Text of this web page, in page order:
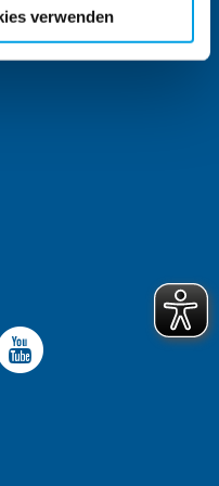
der von Ihnen
Website-
wir aufgrund
unabhängig von einer
verwenden
Grundbildung schaffen